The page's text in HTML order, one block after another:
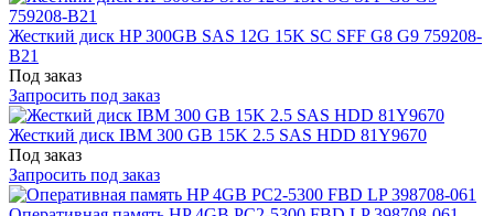
Жесткий диск HP 300GB SAS 12G 15K SC SFF G8 G9 759208-
B21
Под заказ
Запросить под заказ
Жесткий диск IBM 300 GB 15K 2.5 SAS HDD 81Y9670
Под заказ
Запросить под заказ